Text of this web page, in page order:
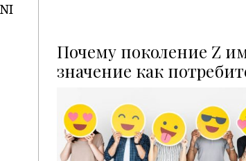
Почему поколение Z
значение как